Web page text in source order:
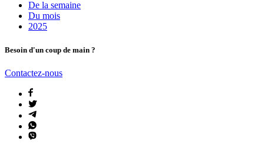
De la semaine
Du mois
2025
Besoin d'un coup de main ?
Contactez-nous